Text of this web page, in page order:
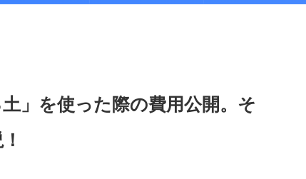
土」を使った際の費用公開。そ